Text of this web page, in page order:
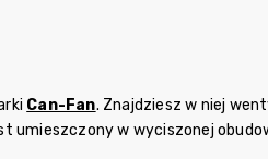
Can-Fan. Znajdziesz w niej
umieszczony w wyciszonej